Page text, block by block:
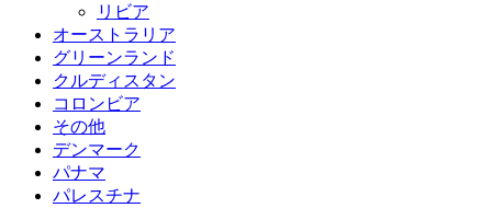
リビア
オーストラリア
グリーンランド
クルディスタン
コロンビア
その他
デンマーク
パナマ
パレスチナ